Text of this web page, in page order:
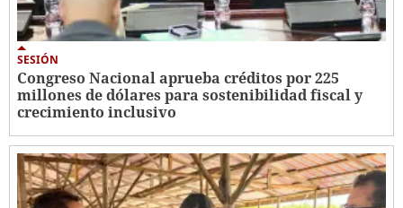
SESIÓN
Congreso Nacional aprueba créditos por 225
millones de dólares para sostenibilidad fiscal y
crecimiento inclusivo